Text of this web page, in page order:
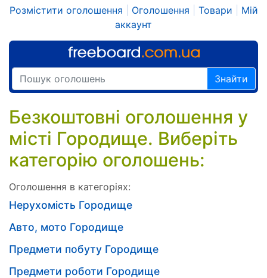
Розмістити оголошення Оголошення Товари
Мій
аккаунт
Знайти
Безкоштовні оголошення у
місті Городище. Виберіть
категорію оголошень:
Оголошення в категоріях:
Нерухомість Городище
Авто, мото Городище
Предмети побуту Городище
Предмети роботи Городище